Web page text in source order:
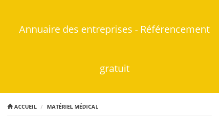
Annuaire des entreprises - Référencement
gratuit
ACCUEIL MATÉRIEL MÉDICAL